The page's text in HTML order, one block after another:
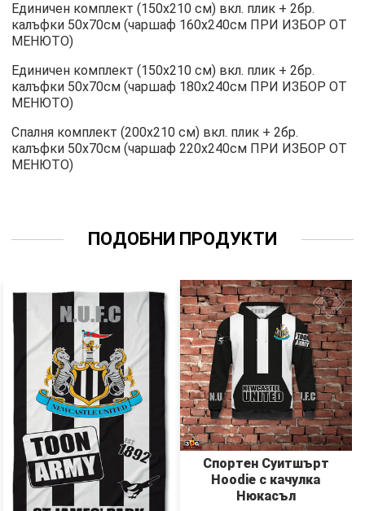
Единичен комплект (150х210 см) вкл. плик + 2бр.
калъфки 50х70см (чаршаф 160х240см ПРИ ИЗБОР ОТ
МЕНЮТО)
Единичен комплект (150х210 см) вкл. плик + 2бр.
калъфки 50х70см (чаршаф 180х240см ПРИ ИЗБОР ОТ
МЕНЮТО)
Спалня комплект (200х210 см) вкл. плик + 2бр.
калъфки 50х70см (чаршаф 220х240см ПРИ ИЗБОР ОТ
МЕНЮТО)
ПОДОБНИ ПРОДУКТИ
Спортен Суитшърт
Hoodie с качулка
Нюкасъл